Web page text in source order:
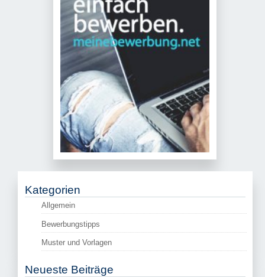
Kategorien
Allgemein
Bewerbungstipps
Muster und Vorlagen
Neueste Beiträge